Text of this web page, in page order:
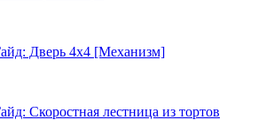
Дверь 4х4 [Механизм]
Скоростная лестница из тортов